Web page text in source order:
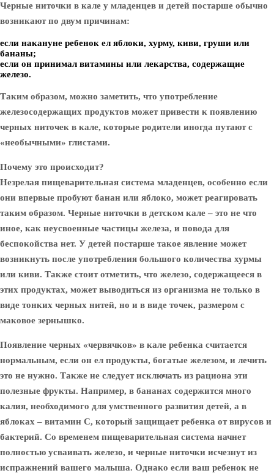
Черные ниточки в кале у младенцев и детей постарше обычно
возникают по двум причинам:
если накануне ребенок ел яблоки, хурму, киви, груши или
бананы;
если он принимал витамины или лекарства, содержащие
железо.
Таким образом, можно заметить, что употребление
железосодержащих продуктов может привести к появлению
черных ниточек в кале, которые родители иногда путают с
«необычными» глистами.
Почему это происходит?
Незрелая пищеварительная система младенцев, особенно если
они впервые пробуют банан или яблоко, может реагировать
таким образом. Черные ниточки в детском кале – это не что
иное, как неусвоенные частицы железа, и повода для
беспокойства нет. У детей постарше такое явление может
возникнуть после употребления большого количества хурмы
или киви. Также стоит отметить, что железо, содержащееся в
этих продуктах, может выводиться из организма не только в
виде тонких черных нитей, но и в виде точек, размером с
маковое зернышко.
Появление черных «червячков» в кале ребенка считается
нормальным, если он ел продукты, богатые железом, и лечить
это не нужно. Также не следует исключать из рациона эти
полезные фрукты. Например, в бананах содержится много
калия, необходимого для умственного развития детей, а в
яблоках – витамин С, который защищает ребенка от вирусов и
бактерий. Со временем пищеварительная система начнет
полностью усваивать железо, и черные ниточки исчезнут из
испражнений вашего малыша. Однако если ваш ребенок не